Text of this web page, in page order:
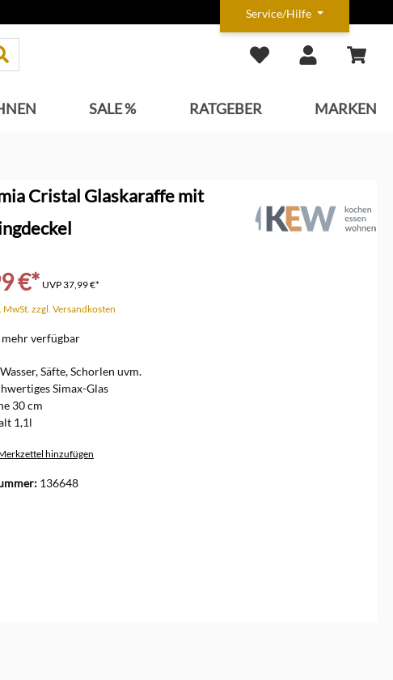
Service/Hilfe
SALE % RATGEBER MARKEN
Cristal Glaskaraffe mit
€* UVP37,99 €*
MwSt. zzgl. Versandkosten
verfügbar
Säfte, Schorlen uvm.
Simax-Glas
30 cm
1,1l
hinzufügen
136648